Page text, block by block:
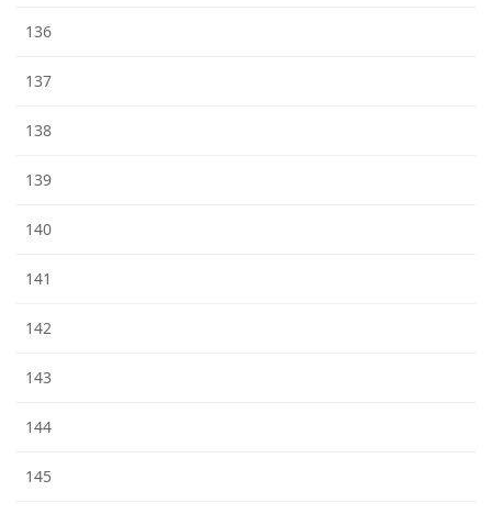
136
137
138
139
140
141
142
143
144
145